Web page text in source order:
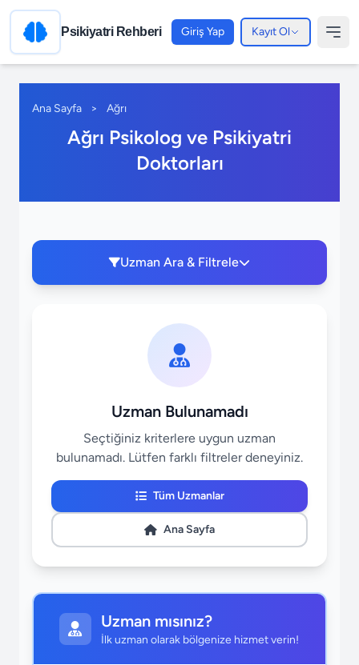
Psikiyatri Rehberi Giriş Yap Kayıt Ol
Ana Sayfa > Ağrı
Ağrı Psikolog ve Psikiyatri
Doktorları
Uzman Ara & Filtrele
Uzman Bulunamadı
Seçtiğiniz kriterlere uygun uzman
bulunamadı. Lütfen farklı filtreler deneyiniz.
Tüm Uzmanlar
Ana Sayfa
Uzman mısınız?
İlk uzman olarak bölgenize hizmet verin!